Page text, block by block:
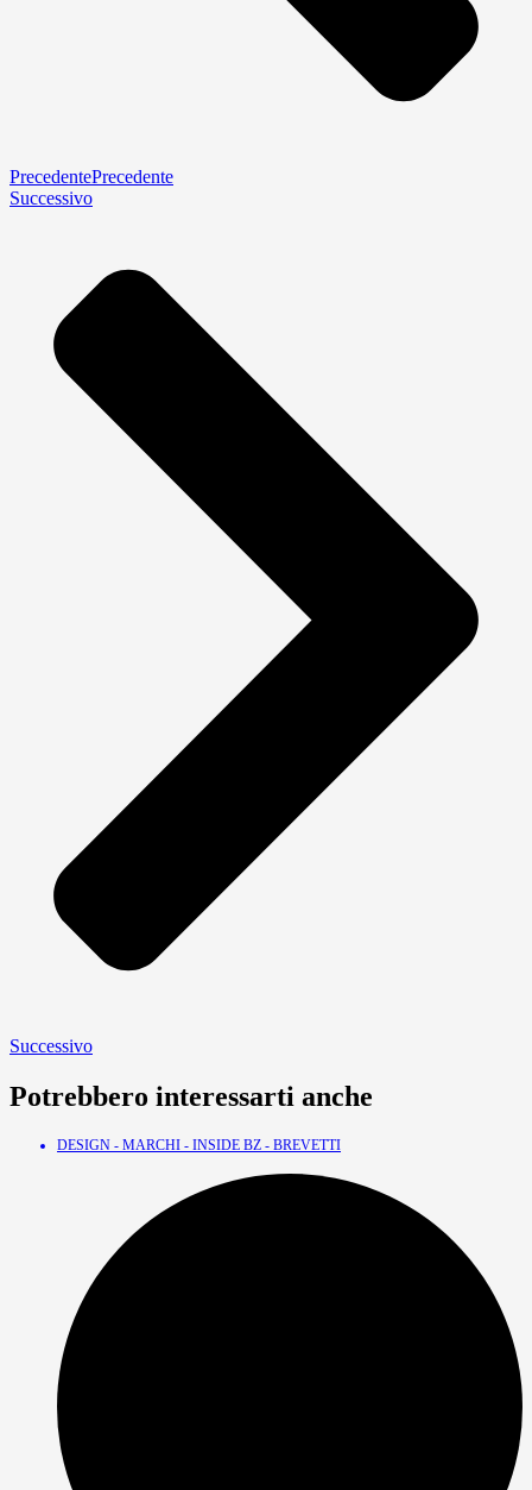
PrecedentePrecedente
Successivo
Successivo
Potrebbero interessarti anche
DESIGN - MARCHI - INSIDE BZ - BREVETTI